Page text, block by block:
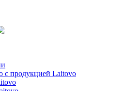
с продукцией Laitovo